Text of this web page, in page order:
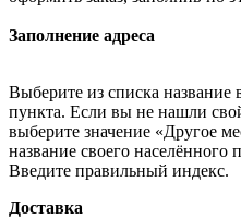
Заполнение адреса
Выберите из списка название
пункта. Если вы не нашли
выберите значение «Другое
название своего населённого
Введите правильный индекс.
Доставка